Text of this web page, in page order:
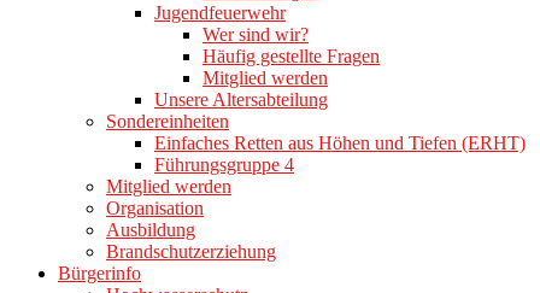
Jugendfeuerwehr
Wer sind wir?
Häufig gestellte Fragen
Mitglied werden
Unsere Altersabteilung
Sondereinheiten
Einfaches Retten aus Höhen und Tiefen (ERHT)
Führungsgruppe 4
Mitglied werden
Organisation
Ausbildung
Brandschutzerziehung
Bürgerinfo